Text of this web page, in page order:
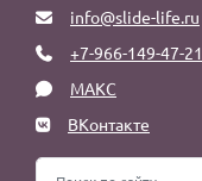
info@slide-life.ru
+7-966-149-47-21
МАКС
ВКонтакте